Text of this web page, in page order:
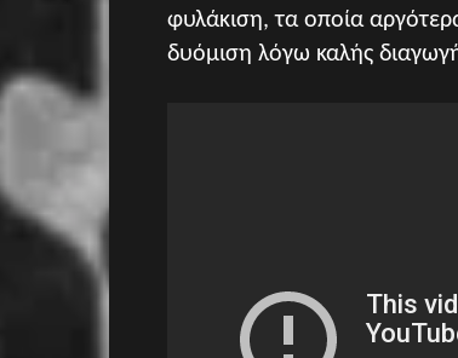
φυλάκιση, τα οποία
δυόμιση λόγω καλής